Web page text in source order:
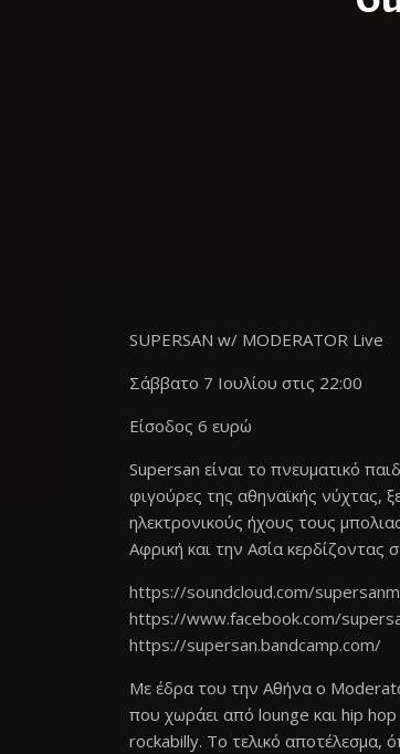
SUPERSAN w/ MODERATOR Live
Σάββατο 7 Ιουλίου στις 22:00
Είσοδος 6 ευρώ
Supersan είναι το πνευματικό
φιγούρες της αθηναϊκής νύχτας,
ηλεκτρονικούς ήχους τους
Αφρική και την Ασία κερδίζοντας
https://soundcloud.com/
https://www.facebook.com/
https://supersan.bandcamp.com/
Με έδρα του την Αθήνα ο
που χωράει από lounge και hip
rockabilly. Το τελικό αποτέλεσμα,